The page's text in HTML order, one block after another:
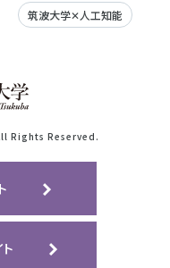
筑波大学✕人工知能
Rights Reserved.